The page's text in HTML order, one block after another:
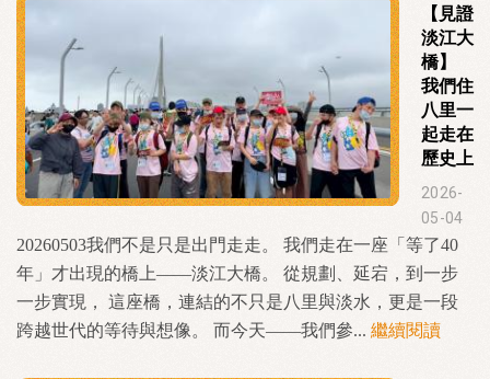
【見證
淡江大
橋】
我們住
八里一
起走在
歷史上
2026-
05-04
20260503我們不是只是出門走走。 我們走在一座「等了40
年」才出現的橋上——淡江大橋。 從規劃、延宕，到一步
一步實現， 這座橋，連結的不只是八里與淡水，更是一段
跨越世代的等待與想像。 而今天——我們參... 繼續閱讀